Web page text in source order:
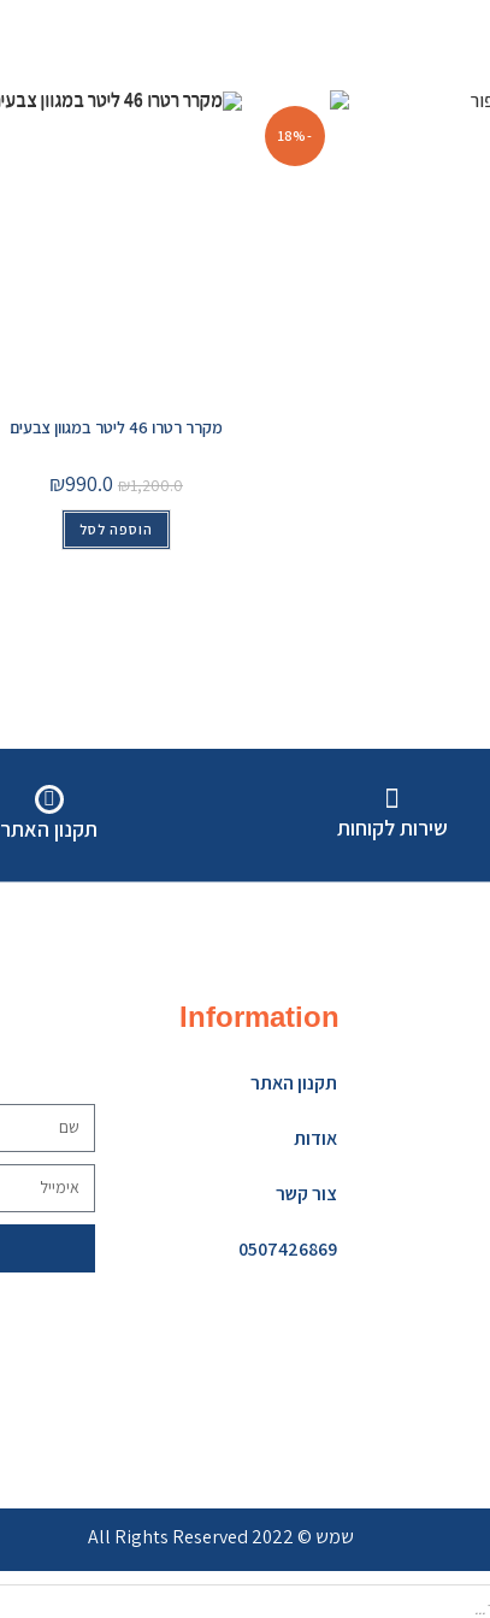
-18%
מקרר רטרו 46 ליטר במגוון צבעים
₪1,200.0
₪990.0
הוספה לסל
שירות לקוחות תקנון האתר
Information
תקנון האתר
אודות
צור קשר
0507426869
שמש © 2022 All Rights Reserved